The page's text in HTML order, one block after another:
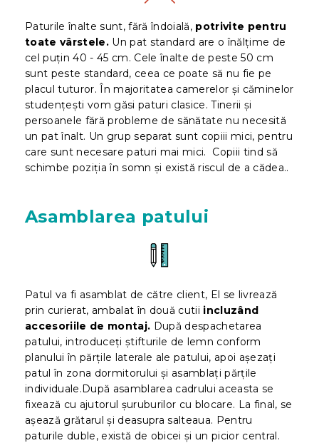
Paturile înalte sunt, fără îndoială, potrivite pentru
toate vârstele. Un pat standard are o înălțime de
cel puțin 40 - 45 cm. Cele înalte de peste 50 cm
sunt peste standard, ceea ce poate să nu fie pe
placul tuturor. În majoritatea camerelor și căminelor
studențești vom găsi paturi clasice. Tinerii și
persoanele fără probleme de sănătate nu necesită
un pat înalt. Un grup separat sunt copiii mici, pentru
care sunt necesare paturi mai mici. Copiii tind să
schimbe poziția în somn și există riscul de a cădea..
Asamblarea patului
Patul va fi asamblat de către client, El se livrează
prin curierat, ambalat în două cutii incluzând
accesoriile de montaj. După despachetarea
patului, introduceți știfturile de lemn conform
planului în părțile laterale ale patului, apoi așezați
patul în zona dormitorului și asamblați părțile
individuale.După asamblarea cadrului aceasta se
fixează cu ajutorul șuruburilor cu blocare. La final, se
așează grătarul și deasupra salteaua. Pentru
paturile duble, există de obicei și un picior central.